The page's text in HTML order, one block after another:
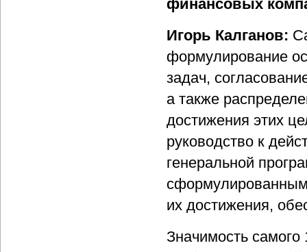
финансовых
Игорь Калганов:
формулирование
задач,
а также
достижения этих
руководство к
генеральной
их достижения,
Значимость самого